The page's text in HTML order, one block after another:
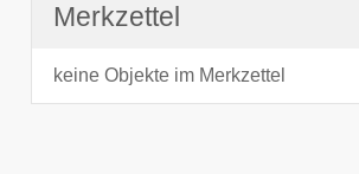
Merkzettel
keine Objekte im Merkzettel